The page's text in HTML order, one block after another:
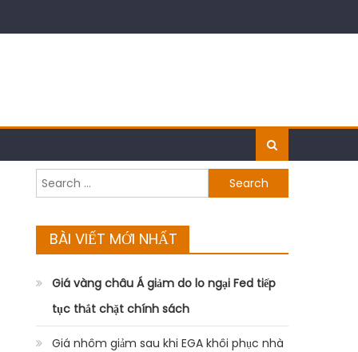
Search
for:
BÀI VIẾT MỚI NHẤT
Giá vàng châu Á giảm do lo ngại Fed tiếp
tục thắt chặt chính sách
Giá nhôm giảm sau khi EGA khôi phục nhà